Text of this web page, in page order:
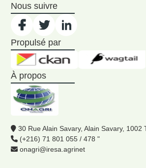
Nous suivre
Propulsé par
À propos
30 Rue Alain Savary, Alain Savary, 1002
(+216) 71 801 055 / 478 "
onagri@iresa.agrinet